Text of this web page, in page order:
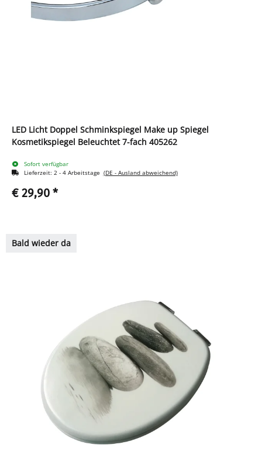
LED Licht Doppel Schminkspiegel Make up Spiegel
Kosmetikspiegel Beleuchtet 7-fach 405262
Sofort verfügbar
Lieferzeit: 2 - 4 Arbeitstage (DE - Ausland abweichend)
€ 29,90 *
Bald wieder da